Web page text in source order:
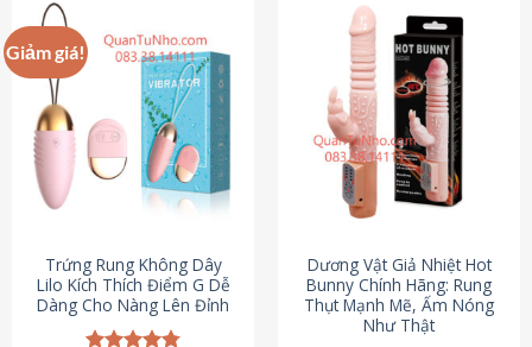
Giảm giá!
Trứng Rung Không Dây
Lilo Kích Thích Điểm G Dễ
Dàng Cho Nàng Lên Đỉnh
Dương Vật Giả Nhiệt Hot
Bunny Chính Hãng: Rung
Thụt Mạnh Mẽ, Ấm Nóng
Như Thật